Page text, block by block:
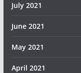
July 2021
June 2021
May 2021
April 2021